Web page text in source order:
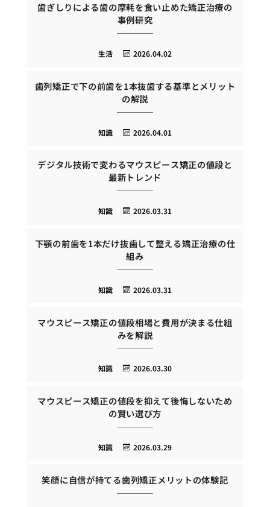
歯ぎしりによる歯の摩耗を食い止めた矯正治療の
事例研究
2026.04.02
生活
歯列矯正で下の前歯を1本抜歯する基準とメリット
の解説
2026.04.01
知識
デジタル技術で変わるマウスピース矯正の値段と
最新トレンド
2026.03.31
知識
下顎の前歯を1本だけ抜歯して整える矯正治療の仕
組み
2026.03.31
知識
マウスピース矯正の値段相場と費用が決まる仕組
みを解説
2026.03.30
知識
マウスピース矯正の値段を抑えて後悔しないため
の賢い選び方
2026.03.29
知識
笑顔に自信が持てる歯列矯正メリットの体験記